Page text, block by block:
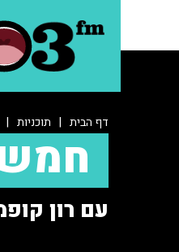
דף הבית | תוכניות |
עם רון